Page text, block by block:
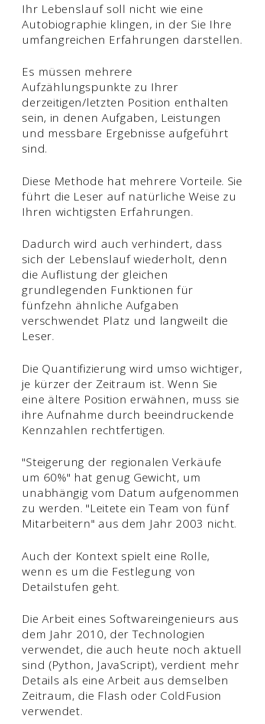
Ihr Lebenslauf soll nicht wie eine
Autobiographie klingen, in der Sie Ihre
umfangreichen Erfahrungen darstellen.
Es müssen mehrere
Aufzählungspunkte zu Ihrer
derzeitigen/letzten Position enthalten
sein, in denen Aufgaben, Leistungen
und messbare Ergebnisse aufgeführt
sind.
Diese Methode hat mehrere Vorteile. Sie
führt die Leser auf natürliche Weise zu
Ihren wichtigsten Erfahrungen.
Dadurch wird auch verhindert, dass
sich der Lebenslauf wiederholt, denn
die Auflistung der gleichen
grundlegenden Funktionen für
fünfzehn ähnliche Aufgaben
verschwendet Platz und langweilt die
Leser.
Die Quantifizierung wird umso wichtiger,
je kürzer der Zeitraum ist. Wenn Sie
eine ältere Position erwähnen, muss sie
ihre Aufnahme durch beeindruckende
Kennzahlen rechtfertigen.
"Steigerung der regionalen Verkäufe
um 60%" hat genug Gewicht, um
unabhängig vom Datum aufgenommen
zu werden. "Leitete ein Team von fünf
Mitarbeitern" aus dem Jahr 2003 nicht.
Auch der Kontext spielt eine Rolle,
wenn es um die Festlegung von
Detailstufen geht.
Die Arbeit eines Softwareingenieurs aus
dem Jahr 2010, der Technologien
verwendet, die auch heute noch aktuell
sind (Python, JavaScript), verdient mehr
Details als eine Arbeit aus demselben
Zeitraum, die Flash oder ColdFusion
verwendet.